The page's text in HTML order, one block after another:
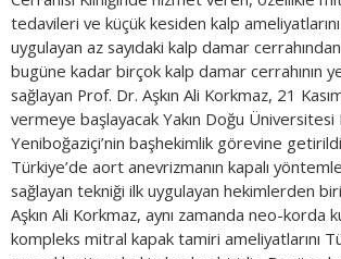
tedavileri ve küçük kesiden kalp ameliyatlarını
uygulayan az sayıdaki kalp damar
bugüne kadar birçok kalp damar cerrahının
sağlayan Prof. Dr. Aşkın Ali Korkmaz, 21
vermeye başlayacak Yakın Doğu
Yeniboğaziçi’nin başhekimlik görevine
Türkiye’de aort anevrizmanın kapalı
sağlayan tekniği ilk uygulayan hekimlerden
Aşkın Ali Korkmaz, aynı zamanda neo-korda
kompleks mitral kapak tamiri ameliyatlarını